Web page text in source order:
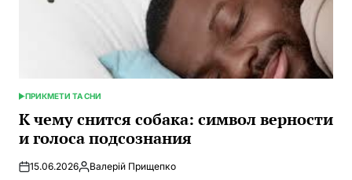
ОПУБЛИКОВАНО
В
ПРИКМЕТИ ТА СНИ
К чему снится собака: символ верности
и голоса подсознания
15.06.2026Запись
Валерій Прищепко